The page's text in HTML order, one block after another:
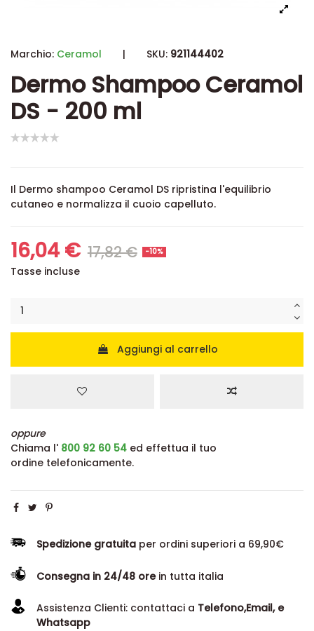
Marchio: Ceramol | SKU: 921144402
Dermo Shampoo Ceramol
DS - 200 ml
Il Dermo shampoo Ceramol DS ripristina l'equilibrio
cutaneo e normalizza il cuoio capelluto.
16,04 € 17,82 € -10%
Tasse incluse
Aggiungi al carrello
oppure
Chiama l' 800 92 60 54 ed effettua il tuo
ordine telefonicamente.
Spedizione gratuita per ordini superiori a 69,90€
Consegna in 24/48 orein tutta italia
Assistenza Clienti: contattaci a Telefono,Email, e
Whatsapp